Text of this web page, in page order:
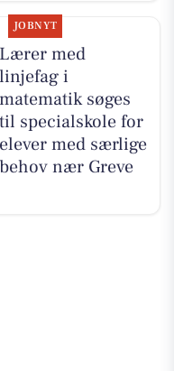
JOBNYT
Lærer med
linjefag i
matematik søges
til specialskole for
elever med særlige
behov nær Greve